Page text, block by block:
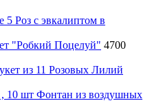
5 Роз с эвкалиптом в
"Робкий Поцелуй" 4700
из 11 Розовых Лилий
Фонтан из воздушных